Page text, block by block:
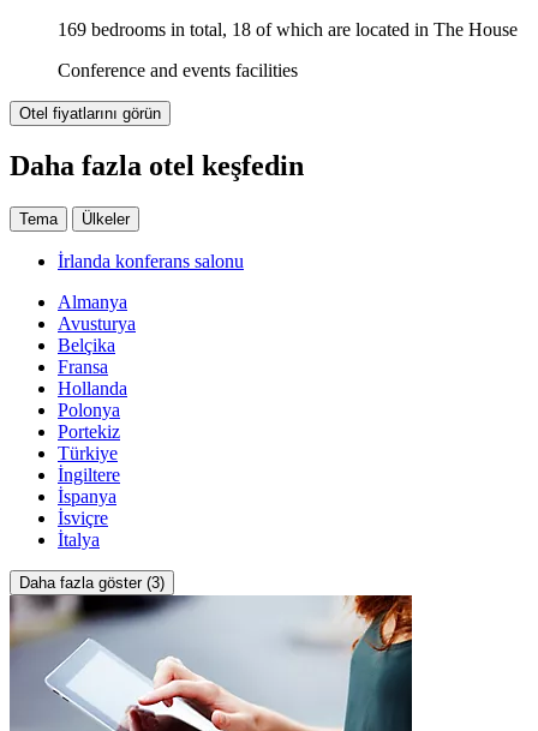
169 bedrooms in total, 18 of which are located in The House
Conference and events facilities
Otel fiyatlarını görün
Daha fazla otel keşfedin
Tema Ülkeler
İrlanda konferans salonu
Almanya
Avusturya
Belçika
Fransa
Hollanda
Polonya
Portekiz
Türkiye
İngiltere
İspanya
İsviçre
İtalya
Daha fazla göster (3)